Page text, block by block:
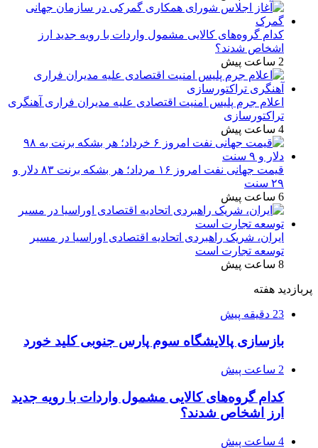
کدام گروه‌های کالایی مشمول واردات با رویه جدید ارز
اشخاص شدند؟
2 ساعت پیش
اعلام جرم پلیس امنیت اقتصادی علیه مدیران فراری آهنگری
تراکتورسازی
4 ساعت پیش
قیمت جهانی نفت امروز ۱۶ مرداد؛ هر بشکه برنت ۸۳ دلار و
۲۹ سنت
6 ساعت پیش
ایران، شریک راهبردی اتحادیه اقتصادی اوراسیا در مسیر
توسعه تجارت است
8 ساعت پیش
پربازدید هفته
23 دقیقه پیش
بازسازی پالایشگاه سوم پارس جنوبی کلید خورد
2 ساعت پیش
کدام گروه‌های کالایی مشمول واردات با رویه جدید
ارز اشخاص شدند؟
4 ساعت پیش